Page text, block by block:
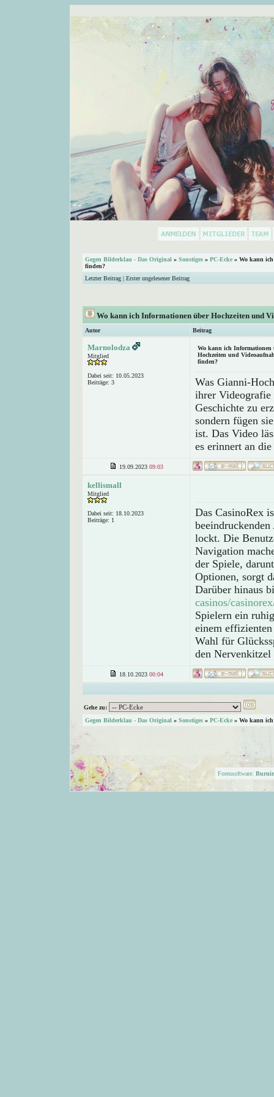
Gegen Bilderklau - Das Original » Sonstiges » PC-Ecke » Wo kann
finden?
Letzter Beitrag | Erster ungelesener Beitrag
Wo kann ich Informationen über Hochzeiten und
Autor Beitrag
Marnolodza
Mitglied
Dabei seit: 10.05.2023
Beiträge: 3
Wo kann ich Informationen
Hochzeiten und
finden?
Was Gianni-
ihrer Videografie
Geschichte zu
sondern fügen
ist. Das Video
es erinnert an
19.09.2023 09:03
kellismall
Mitglied
Dabei seit: 18.10.2023
Beiträge: 1
Das CasinoRex
lockt. Die
Navigation
der Spiele,
Optionen, sorgt
Darüber hinaus
casinos/
Spielern ein
einem
Wahl für
den
18.10.2023 00:04
Gehe zu:
Gegen Bilderklau - Das Original » Sonstiges » PC-Ecke » Wo kann
Forensoftware: